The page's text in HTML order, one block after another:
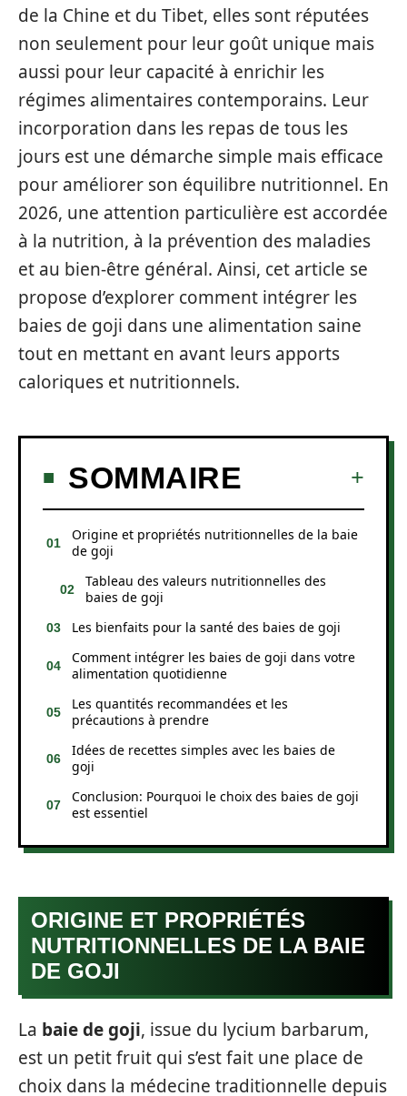
de la Chine et du Tibet, elles sont réputées
non seulement pour leur goût unique mais
aussi pour leur capacité à enrichir les
régimes alimentaires contemporains. Leur
incorporation dans les repas de tous les
jours est une démarche simple mais efficace
pour améliorer son équilibre nutritionnel. En
2026, une attention particulière est accordée
à la nutrition, à la prévention des maladies
et au bien-être général. Ainsi, cet article se
propose d’explorer comment intégrer les
baies de goji dans une alimentation saine
tout en mettant en avant leurs apports
caloriques et nutritionnels.
SOMMAIRE
Origine et propriétés nutritionnelles de la baie
de goji
Tableau des valeurs nutritionnelles des
baies de goji
Les bienfaits pour la santé des baies de goji
Comment intégrer les baies de goji dans votre
alimentation quotidienne
Les quantités recommandées et les
précautions à prendre
Idées de recettes simples avec les baies de
goji
Conclusion: Pourquoi le choix des baies de goji
est essentiel
ORIGINE ET PROPRIÉTÉS
NUTRITIONNELLES DE LA BAIE
DE GOJI
La baie de goji, issue du lycium barbarum,
est un petit fruit qui s’est fait une place de
choix dans la médecine traditionnelle depuis